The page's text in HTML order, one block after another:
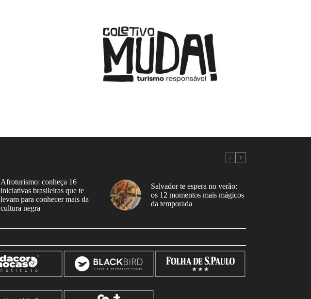
Afroturismo: conheça 16
iniciativas brasileiras que te
levam para conhecer mais da
cultura negra
Salvador te espera no verão:
os 12 momentos mais mágicos
da temporada